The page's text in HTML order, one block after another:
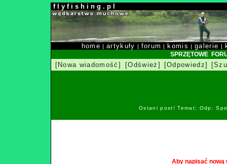
f l y f i s h i n g . p l
home |artykuły | forum | komis |galerie |
SPRZĘTOWE
[Nowa wiadomość] [Odśwież] [Odpowiedz]
Ostani post! Temat: Odp:
Aby napisać nową